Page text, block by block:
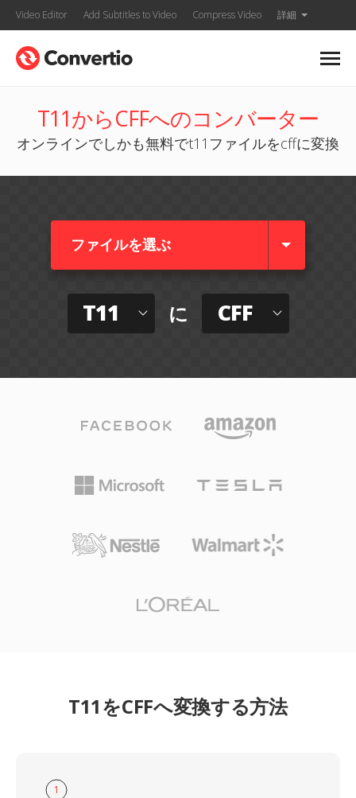
Video Editor Add Subtitles to Video Compress Video 詳細
T11からCFFへのコンバーター
オンラインでしかも無料でt11ファイルをcffに変換
ファイルを選ぶ
T11 に CFF
T11をCFFへ変換する方法
1